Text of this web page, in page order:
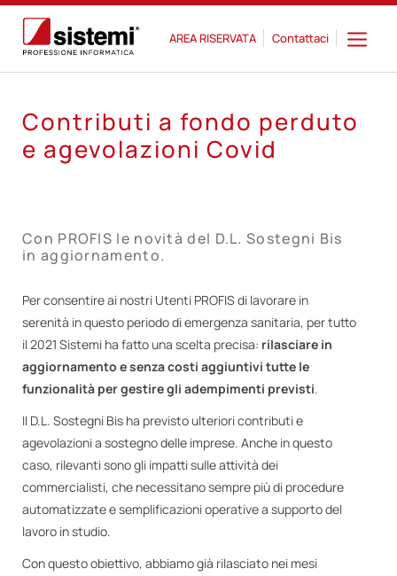
AREA RISERVATA Contattaci
Contributi a fondo perduto
e agevolazioni Covid
Con PROFIS le novità del D.L. Sostegni Bis
in aggiornamento.
Per consentire ai nostri Utenti PROFIS di lavorare in
serenità in questo periodo di emergenza sanitaria, per tutto
il 2021 Sistemi ha fatto una scelta precisa: rilasciare in
aggiornamento e senza costi aggiuntivi tutte le
funzionalità per gestire gli adempimenti previsti.
Il D.L. Sostegni Bis ha previsto ulteriori contributi e
agevolazioni a sostegno delle imprese. Anche in questo
caso, rilevanti sono gli impatti sulle attività dei
commercialisti, che necessitano sempre più di procedure
automatizzate e semplificazioni operative a supporto del
lavoro in studio.
Con questo obiettivo, abbiamo già rilasciato nei mesi